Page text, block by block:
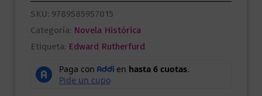
SKU: 9789585957015
Categoría: Novela Histórica
Etiqueta: Edward Rutherfurd